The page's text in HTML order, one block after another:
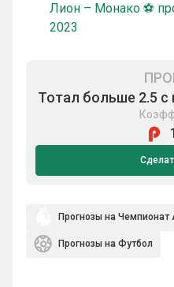
Лион – Монако ⚽
2023
Тотал больше 2.5
Прогнозы на Чемпионат
Прогнозы на Футбол